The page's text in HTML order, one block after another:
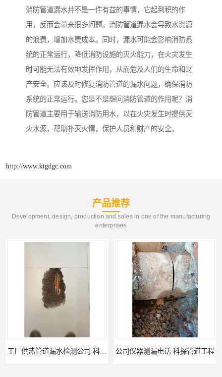
消防管道漏水并不是一件有益的事情，它起到积的作
用，反而会带来很多问题。消防管道漏水会导致水资源
的浪费，增加水费成本。同时，漏水可能会影响消防系
统的正常运行，降低消防设施的灭火能力，在火灾发生
时可能无法有效地发挥作用，从而危及人们的生命和财
产安全。应该及时修复消防管道的漏水问题，确保消防
系统的正常运行。您是不是想问消防管道的作用呢？消
防管道主要用于输送消防用水，以在火灾发生时提供灭
火水源，帮助扑灭火情，保护人员和财产的安全。
http://www.ktgdgc.com
产品推荐
Development, design, production and sales in one of the manufacturing
enterprises
公司仪器测漏电话 科探管道工程 工厂管道工程 科探管道工程